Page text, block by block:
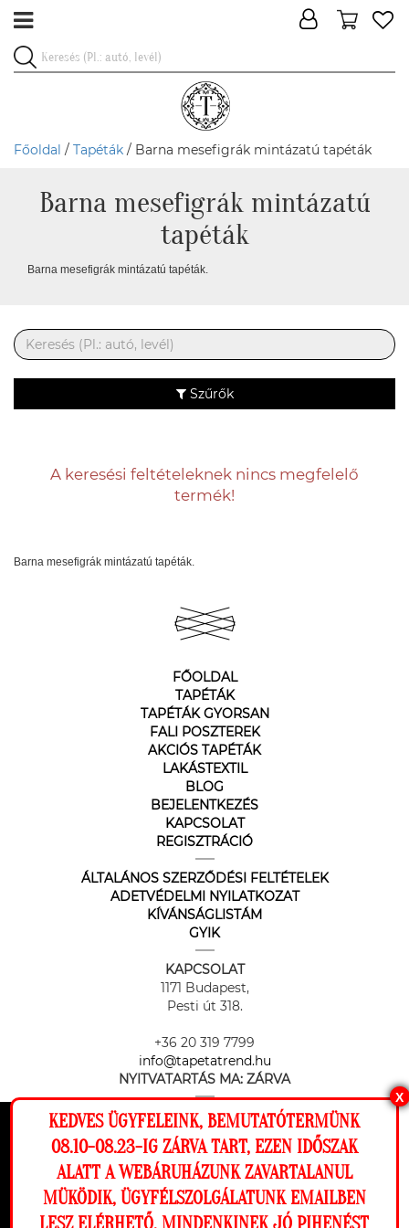
Ez a weboldal cookie-kat használ, hogy a
lehető legjobb élményt nyújtsa honlapunkon.
Beállítások
Főoldal / Tapéták / Barna mesefigrák mintázatú tapéták
Barna mesefigrák mintázatú
tapéták
Barna mesefigrák mintázatú tapéták.
Szűrők
A keresési feltételeknek nincs megfelelő
termék!
Barna mesefigrák mintázatú tapéták.
FŐOLDAL
TAPÉTÁK
TAPÉTÁK GYORSAN
FALI POSZTEREK
AKCIÓS TAPÉTÁK
LAKÁSTEXTIL
BLOG
BEJELENTKEZÉS
KAPCSOLAT
REGISZTRÁCIÓ
ÁLTALÁNOS SZERZŐDÉSI FELTÉTELEK
ADETVÉDELMI NYILATKOZAT
KÍVÁNSÁGLISTÁM
GYIK
KAPCSOLAT
1171 Budapest,
Pesti út 318.
+36 20 319 7799
info@tapetatrend.hu
NYITVATARTÁS MA: ZÁRVA
Az online fizetést a Barion Payment Zrt. biztosítja, MNB engedély
száma: H-EN-I-1064/2013
X
KEDVES ÜGYFELEINK, BEMUTATÓTERMÜNK
08.10-08.23-IG ZÁRVA TART, EZEN IDŐSZAK
ALATT A WEBÁRUHÁZUNK ZAVARTALANUL
MÜKÖDIK, ÜGYFÉLSZOLGÁLATUNK EMAILBEN